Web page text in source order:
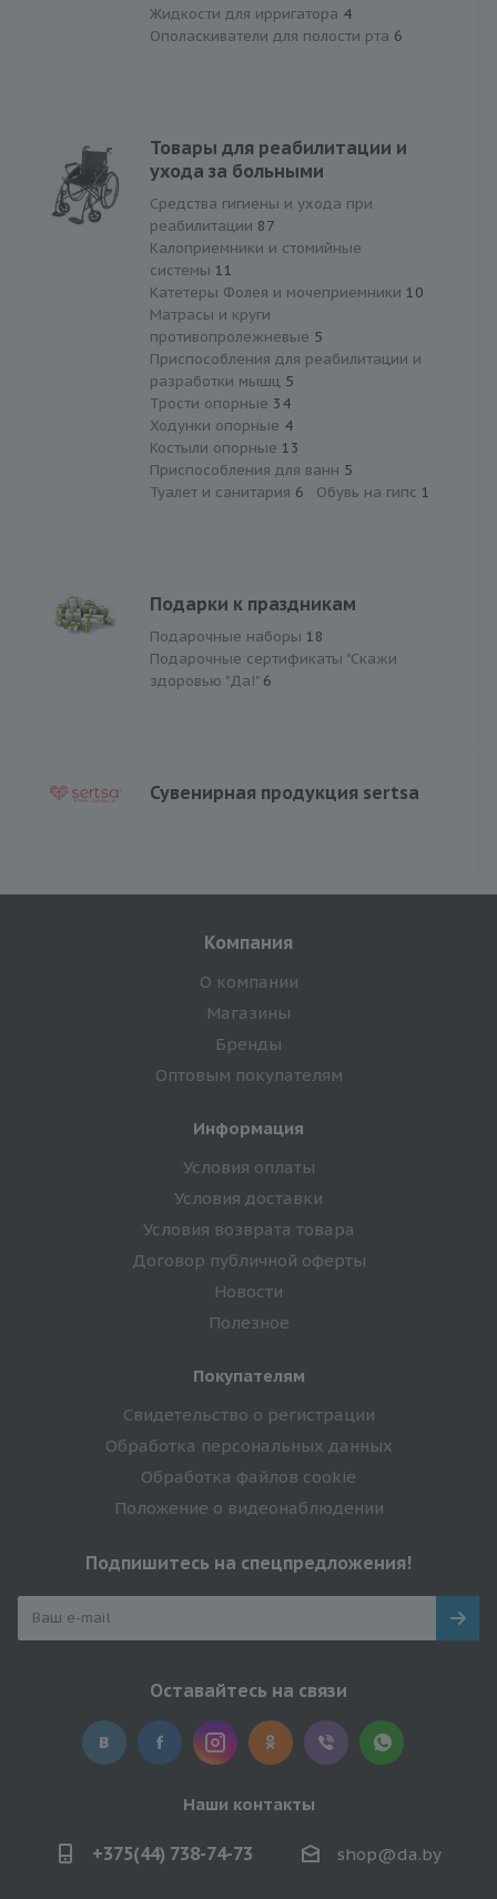
Жидкости для ирригатора 4
Ополаскиватели для полости рта 6
Товары для реабилитации и
ухода за больными
Средства гигиены и ухода при
реабилитации 87
Калоприемники и стомийные
системы 11
Катетеры Фолея и мочеприемники 10
Матрасы и круги
противопролежневые 5
Приспособления для реабилитации и
разработки мышц 5
Трости опорные 34
Ходунки опорные 4
Костыли опорные 13
Приспособления для ванн 5
Туалет и санитария 6 Обувь на гипс 1
Подарки к праздникам
Подарочные наборы 18
Подарочные сертификаты "Скажи
здоровью "Да!" 6
Сувенирная продукция sertsa
Компания
О компании
Магазины
Бренды
Оптовым покупателям
Информация
Условия оплаты
Условия доставки
Условия возврата товара
Договор публичной оферты
Новости
Полезное
Покупателям
Свидетельство о регистрации
Обработка персональных данных
Обработка файлов cookie
Положение о видеонаблюдении
Подпишитесь на спецпредложения!
Оставайтесь на связи
Наши контакты
+375(44) 738-74-73 shop@da.by